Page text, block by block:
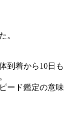
。
到着から10日も
ード鑑定の意味